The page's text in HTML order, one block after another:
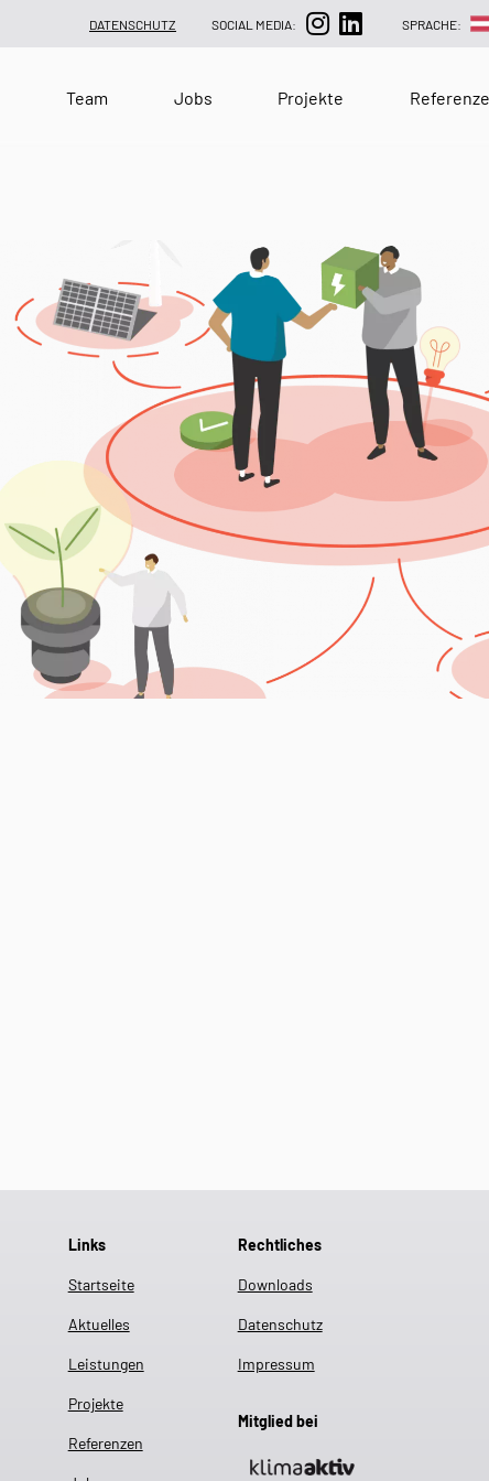
DATENSCHUTZ SOCIAL MEDIA: SPRACHE:
Team Jobs Projekte
Links
Startseite
Aktuelles
Leistungen
Projekte
Referenzen
Rechtliches
Downloads
Datenschutz
Impressum
Mitglied bei